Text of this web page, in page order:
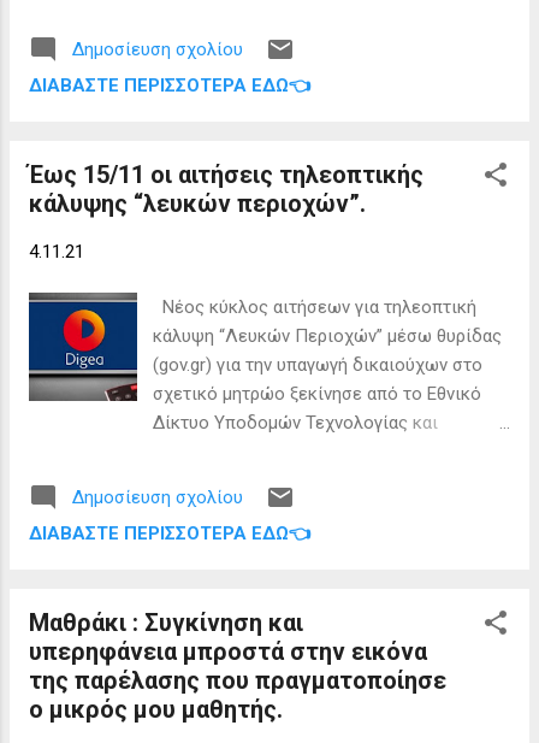
Κάρπαθος, Σύμη, Μεγίστη, Κως, Αστυπάλαια,
Αντικήθυρα, Γαύδος, Ο...
ενότητα της ιστοσελίδας του ΙΗΑ:
https://professors-phds.com/ 37943-2/ Εξ
) της ιστοσελίδας του ΙΗΑ καταγράφονται
οι ανάγκες διαφόρων σχολείων των
ανάγκες των μικρών αυτών σχολείων είναι
μεγάλες και κάθε βοήθεια από την Ελλάδα
και τον απόδημο Ελληνισμό, είναι όχι μόνο
ευπρόσδεκτη αλλά και αναγκαία. Τέλος,
όσοι θα επιθυμούσαν μια νέα αρχή στην
παιδιών, μακριά από τους κινδύνους και
την μόλυνση των μεγαλουπόλεων μέσα σε
Δημοσίευση σχολίου
ΔΙΑΒΆΣΤΕ ΠΕΡΙΣΣΌΤΕΡΑ ΕΔΏ👈
Έως 15/11 οι αιτήσεις τηλεοπτικής
κάλυψης “λευκών περιοχών”.
4.11.21
Νέος κύκλος αιτήσεων για τηλεοπτική
κάλυψη “Λευκών Περιοχών” μέσω θυρίδας
(gov.gr) για την υπαγωγή δικαιούχων στο
σχετικό μητρώο ξεκίνησε από το Εθνικό
Δίκτυο Υποδομών Τεχνολογίας και
την υποβολή της αίτησης και την εν
συνεχεία θετική της αξιολόγηση, δίνεται η
διαμένουν σε περιοχές χωρίς
προσβασιμότητα σε τηλεοπτικούς
σταθμούς ελεύθερης λήψης εθνικής
εμβέλειας. Σύμφωνα με τη σχετική ΚΥΑ
Δημοσίευση σχολίου
ΔΙΑΒΆΣΤΕ ΠΕΡΙΣΣΌΤΕΡΑ ΕΔΏ👈
Μαθράκι : Συγκίνηση και
υπερηφάνεια μπροστά στην εικόνα
της παρέλασης που πραγματοποίησε
ο μικρός μου μαθητής.